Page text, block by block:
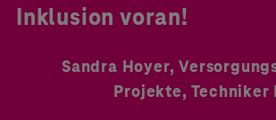
Inklusion voran!
Sandra Hoyer,
Projekte, Techniker